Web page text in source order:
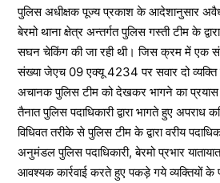
पुलिस अधीक्षक पूज्य प्रकाश के आदेशानुसार
बेरमो थाना क्षेत्र अन्तर्गत पुलिस गस्ती टीम के
सघन चेकिंग की जा रही थी। जिस क्रम में एक
संख्या जेएच 09 एक्यू 4234 पर सवार दो
अचानक पुलिस टीम को देखकर भागने का
तैनात पुलिस पदाधिकारी द्वारा भागते हुए अपराध
विधिवत तरीके से पुलिस टीम के द्वारा वरीय
अनुमंडल पुलिस पदाधिकारी, बेरमो प्रभार
आवश्यक कार्रवाई करते हुए पकड़े गये व्यक्तियों के